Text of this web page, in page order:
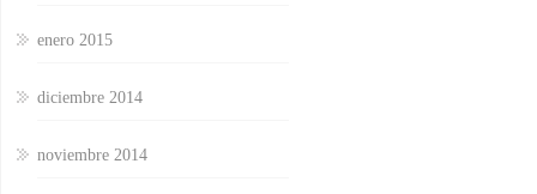
enero 2015
diciembre 2014
noviembre 2014